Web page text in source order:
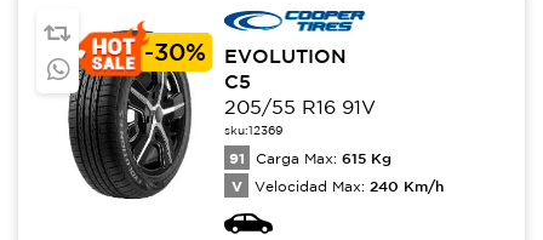
-30%
EVOLUTION
C5
205/55 R16 91V
sku:12369
91 Carga Max: 615 Kg
V Velocidad Max: 240 Km/h